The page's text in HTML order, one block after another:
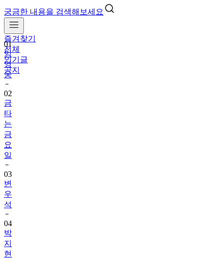
궁금한 내용을 검색해보세요
즐겨찾기
전체
인기글
공지
01
임
영
웅
02
금
타
는
금
요
일
03
변
우
석
04
박
지
현